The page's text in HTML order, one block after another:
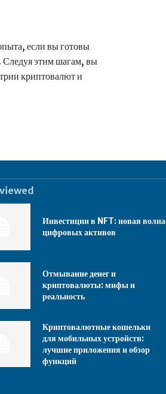
если вы готовы
Следуя этим шагам, вы
криптовалют и
Инвестиции в NFT: новая волна
цифровых активов
Отмывание денег и
криптовалюты: мифы и
реальность
Криптовалютные кошельки
для мобильных устройств:
лучшие приложения и обзор
функций